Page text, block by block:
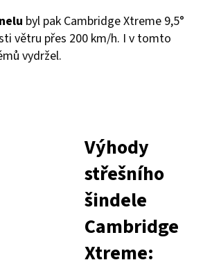
byl pak Cambridge Xtreme 9,5°
větru přes 200 km/h. I v tomto
vydržel.
Výhody
střešního
šindele
Cambridge
Xtreme: